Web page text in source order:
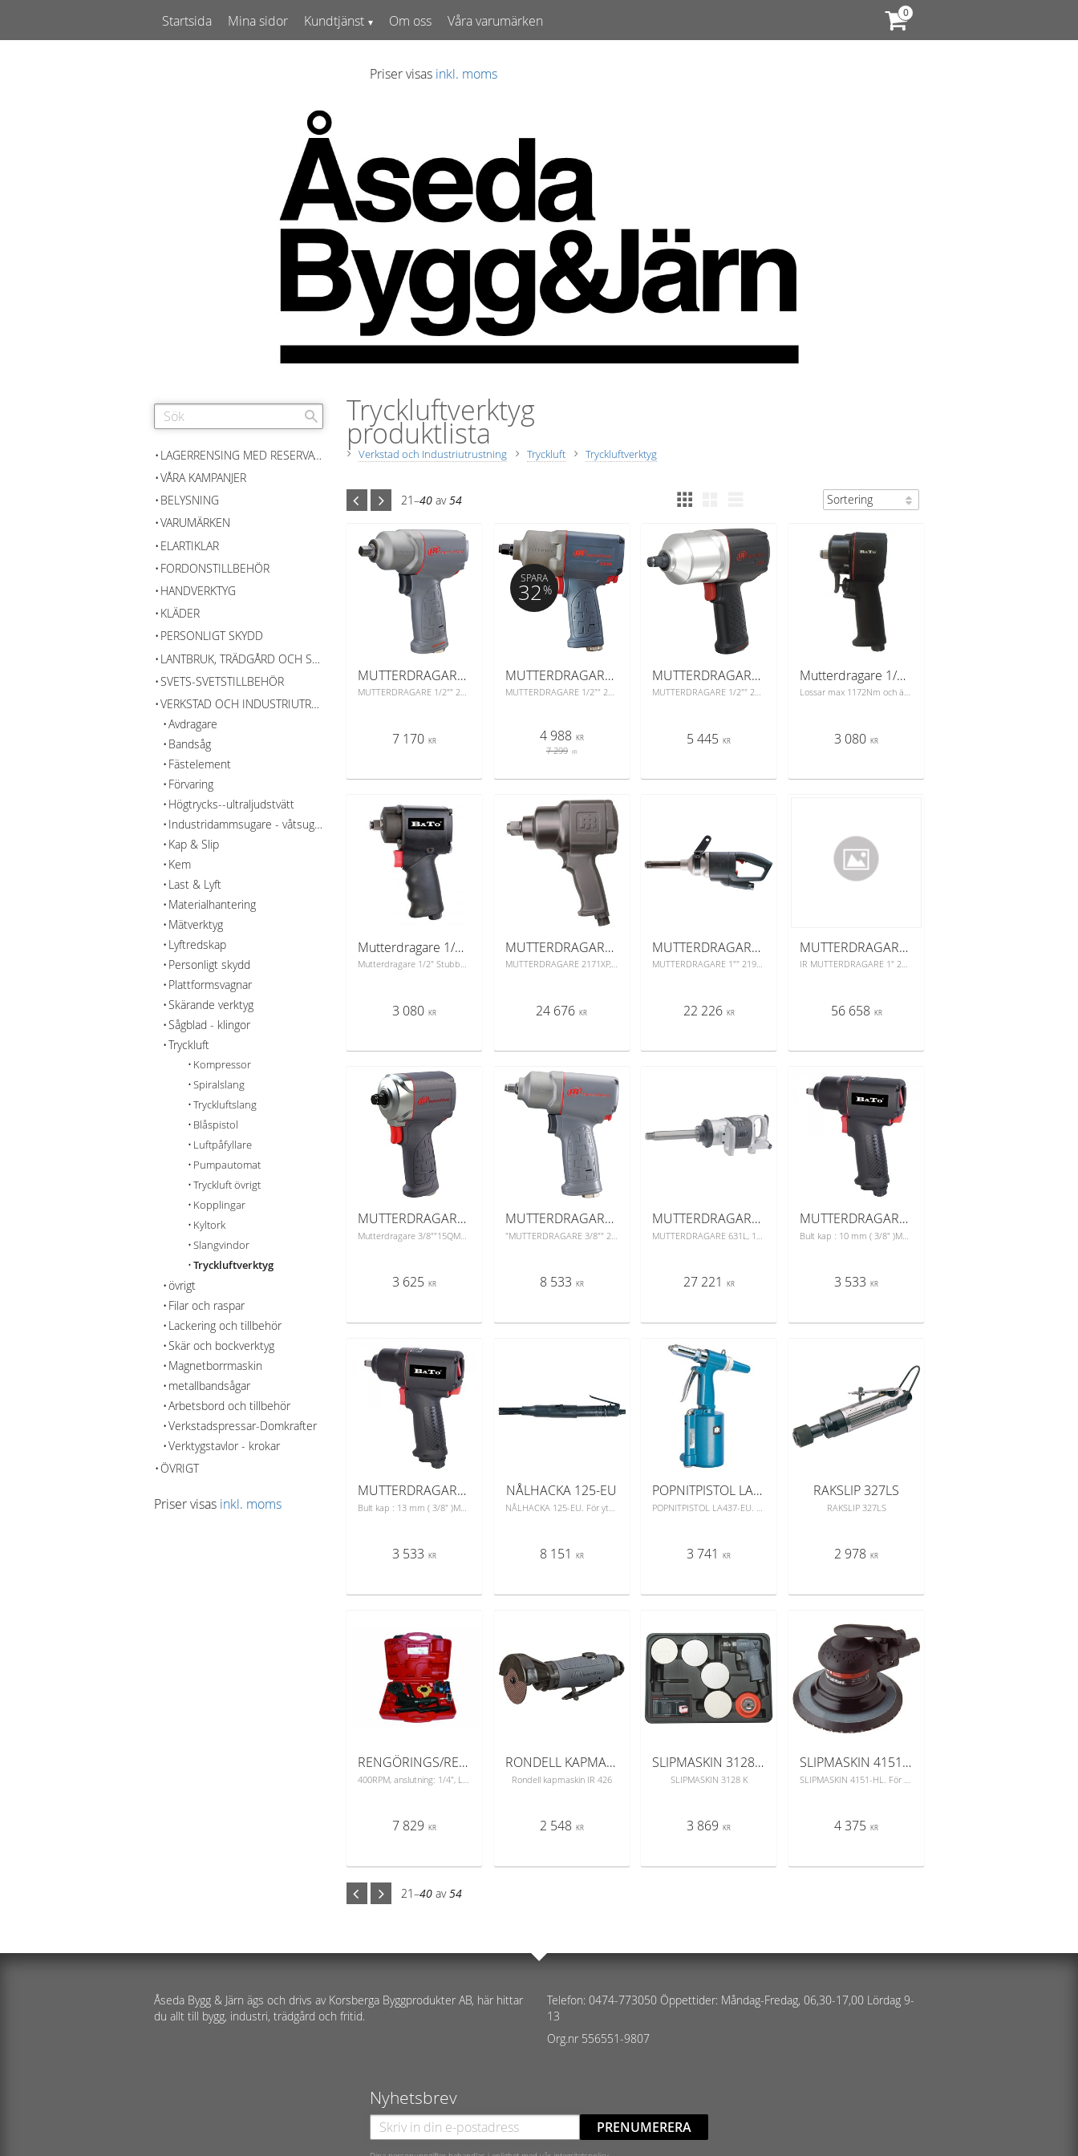
Priser visas inkl. moms
Startsida Mina sidor Kundtjänst Om oss Våra varumärken
Tryckluftverktyg
produktlista
Verkstad och Industriutrustning Tryckluft Tryckluftverktyg
21–40 av54
MUTTERDRAGARE 1/2" 2125QTIMAX
7 170 KR
MUTTERDRAGARE 1/2" 2235QTIMAX
4 988 KR
7 299 KR
SPARA
32%
MUTTERDRAGARE 1/2" 2235QXPA
5 445 KR
Mutterdragare 1/2" Composite Stubby 1172Nm.
3 080 KR
Mutterdragare 1/2" Stubby L=109mm
3 080 KR
MUTTERDRAGARE 2171XP, 1"
MUTTERDRAGARE 2171XP, 1"
24 676 KR
MUTTERDRAGARE 2190TI-6, 1"
22 226 KR
MUTTERDRAGARE 2925RB2TI, 1"
56 658 KR
MUTTERDRAGARE 3/8" 15QMAX
3 625 KR
MUTTERDRAGARE 3/8" 2115QTIMAX
8 533 KR
MUTTERDRAGARE 631L, 1"
27 221 KR
MUTTERDRAGARE COMP 3/8
3 533 KR
MUTTERDRAGARE COMP. 1/2
3 533 KR
NÅLHACKA 125-EU
8 151 KR
POPNITPISTOL LA437-EU
3 741 KR
RAKSLIP 327LS
RAKSLIP 327LS
2 978 KR
RENGÖRINGS/RENSNINGSKIT I VÄSKA
7 829 KR
RONDELL KAPMASKIN IR 426
Rondell kapmaskin IR 426
2 548 KR
SLIPMASKIN 3128 KA
SLIPMASKIN 3128 K
3 869 KR
SLIPMASKIN 4151-HL
4 375 KR
21–40 av54
LAGERRENSING MED RESERVATION FÖR SLUTFÖRSÄLJNING
VÅRA KAMPANJER
BELYSNING
VARUMÄRKEN
ELARTIKLAR
FORDONSTILLBEHÖR
HANDVERKTYG
KLÄDER
PERSONLIGT SKYDD
LANTBRUK, TRÄDGÅRD OCH SKOG
SVETS-SVETSTILLBEHÖR
VERKSTAD OCH INDUSTRIUTRUSTNING
Avdragare
Bandsåg
Fästelement
Förvaring
Högtrycks--ultraljudstvätt
Industridammsugare - våtsug - rengöring
Kap & Slip
Kem
Last & Lyft
Materialhantering
Mätverktyg
Lyftredskap
Personligt skydd
Plattformsvagnar
Skärande verktyg
Sågblad - klingor
Tryckluft
Kompressor
Spiralslang
Tryckluftslang
Blåspistol
Luftpåfyllare
Pumpautomat
Tryckluft övrigt
Kopplingar
Kyltork
Slangvindor
Tryckluftverktyg
övrigt
Filar och raspar
Lackering och tillbehör
Skär och bockverktyg
Magnetborrmaskin
metallbandsågar
Arbetsbord och tillbehör
Verkstadspressar-Domkrafter
Verktygstavlor - krokar
ÖVRIGT
Priser visas inkl. moms
Åseda Bygg & Järn ägs och drivs av Korsberga Byggprodukter AB, här hittar
du allt till bygg, industri, trädgård och fritid.
Telefon: 0474-773050 Öppettider: Måndag-Fredag, 06,30-17,00 Lördag 9-
13
Org.nr 556551-9807
Nyhetsbrev
PRENUMERERA